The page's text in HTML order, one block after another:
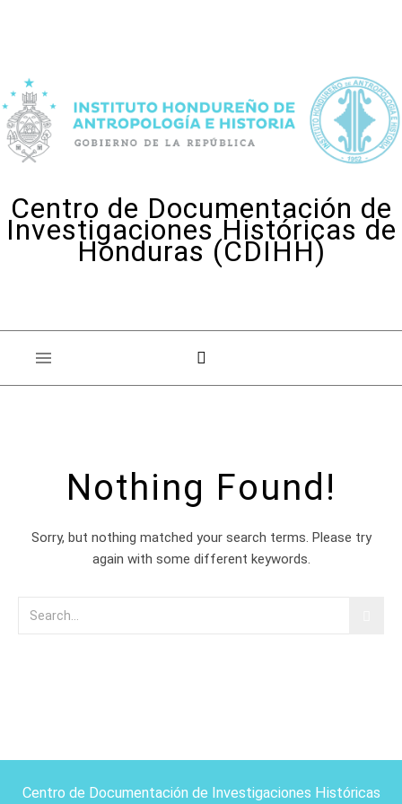
Centro de Documentación de
Investigaciones Históricas de
Honduras (CDIHH)
Nothing Found!
Sorry, but nothing matched your search terms. Please try
again with some different keywords.
Centro de Documentación de Investigaciones Históricas